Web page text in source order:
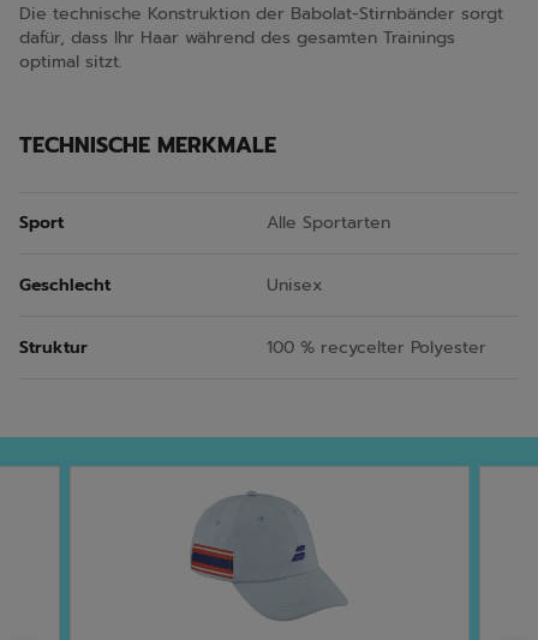
Die technische Konstruktion der Babolat-Stirnbänder sorgt
dafür, dass Ihr Haar während des gesamten Trainings
optimal sitzt.
TECHNISCHE MERKMALE
Sport Alle Sportarten
Geschlecht Unisex
Struktur 100 % recycelter Polyester